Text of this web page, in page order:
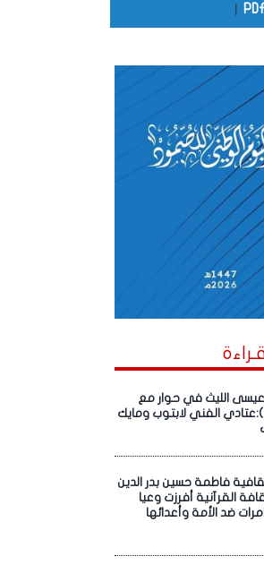
|
عيسى الليث في حوار مع
الفني لابتوب ومايك
فاطمة حسين بدر الدين
القرآنية أفرزت وعيا
ضد الأمة وأعدائها